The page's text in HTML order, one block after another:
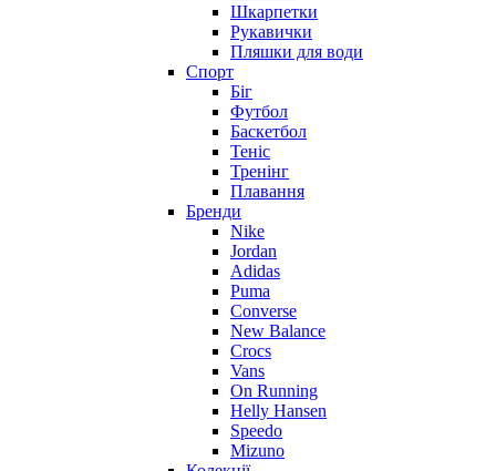
Шкарпетки
Рукавички
Пляшки для води
Спорт
Біг
Футбол
Баскетбол
Теніс
Тренінг
Плавання
Бренди
Nike
Jordan
Adidas
Puma
Converse
New Balance
Crocs
Vans
On Running
Helly Hansen
Speedo
Mizuno